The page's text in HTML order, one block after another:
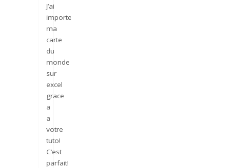
J’ai
importe
ma
carte
du
monde
sur
excel
grace
a
a
votre
tuto!
C’est
parfait!